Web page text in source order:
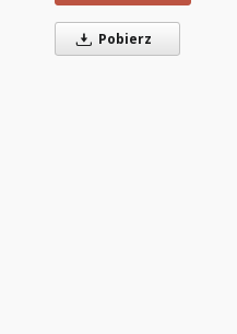
Pobierz